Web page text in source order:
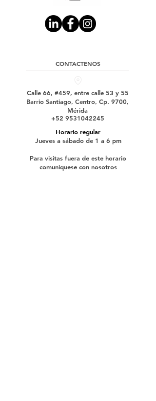
CONTACTENOS
Calle 66, #459, entre calle 53 y 55
Barrio Santiago, Centro, Cp. 9700,
Mérida
+52 9531042245
Horario regular
Jueves a sábado de 1 a 6 pm
Para visitas fuera de este horario
comuniquese con nosotros